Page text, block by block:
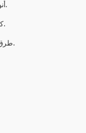
أنواع ومواصفات مؤشرات الأداء.
كيفية وضع مؤشرات أداء فاعلة.
طرق إدارة ومتابعة مؤشرات الأداء.